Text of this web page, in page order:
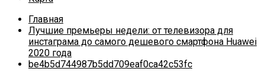
Главная
Лучшие премьеры недели: от телевизора для
инстаграма до самого дешевого смартфона Huawei
2020 года
be4b5d744987b5dd709eaf0ca42c53fc